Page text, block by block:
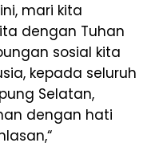
mari kita
dengan Tuhan
sosial kita
kepada seluruh
Selatan,
dengan hati